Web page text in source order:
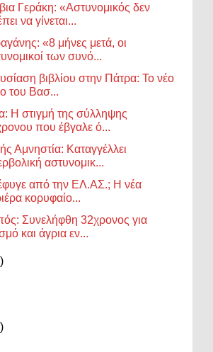
Γεράκη: «Αστυνομικός δεν
να γίνεται...
«8 μήνες μετά, οι
των συνό...
βιβλίου στην Πάτρα: Το νέο
του Βασ...
Η στιγμή της σύλληψης
που έβγαλε ό...
Αμνηστία: Καταγγέλλει
αστυνομικ...
έφυγε από την ΕΛ.ΑΣ.; Η νέα
κορυφαίο...
Συνελήφθη 32χρονος για
και άγρια εν...